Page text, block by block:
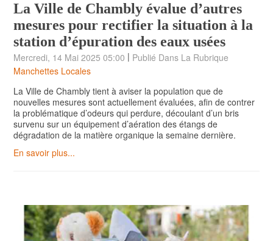
La Ville de Chambly évalue d’autres
mesures pour rectifier la situation à la
station d’épuration des eaux usées
Mercredi, 14 Mai 2025 05:00 | Publié Dans La Rubrique
Manchettes Locales
La Ville de Chambly tient à aviser la population que de
nouvelles mesures sont actuellement évaluées, afin de contrer
la problématique d’odeurs qui perdure, découlant d’un bris
survenu sur un équipement d’aération des étangs de
dégradation de la matière organique la semaine dernière.
En savoir plus...